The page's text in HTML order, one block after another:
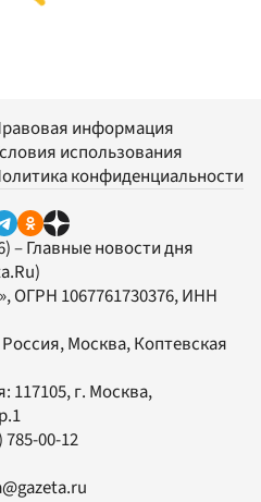
информация
использования
конфиденциальности
– Главные новости дня
, ОГРН 1067761730376, ИНН
Москва, Коптевская
117105, г. Москва,
785-00-12